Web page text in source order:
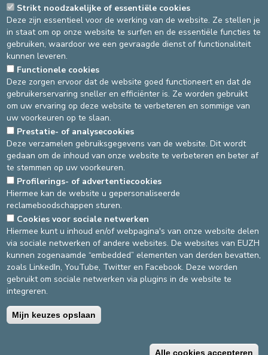
De eenheid voorlocomotorische revalidatiebevindt zich in
vleugel B, verdieping -1, straat 750.
De eenheid "materniteit" bevindt zich op de benedenverdieping
– dienst materniteit – gynaecologie.
SITE ST-MICHIEL
De eenheid voorlocomotorische revalidatiebevindt zich op -1
(volg de groene pijl).
BELLA VITA MEDICAL CENTER
Via de onthaalbalie van het centrum.
Source
Verantwoordelijk Paramedici
Dernière modification
26/02/2025
DEVELOP / REDUCE
asbl Cliniques de l’Europe – Europa Ziekenhuizen vzw
N° d’entreprise : 0432011571
Algemene gebruiksvoorwaarden
Strikt noodzakelijke of essentiële cookies
Deze zijn essentieel voor de werking van de website. Ze stellen je
in staat om op onze website te surfen en de essentiële functies te
gebruiken, waardoor we een gevraagde dienst of functionaliteit
kunnen leveren.
Functionele cookies
Deze zorgen ervoor dat de website goed functioneert en dat de
gebruikerservaring sneller en efficiënter is. Ze worden gebruikt
om uw ervaring op deze website te verbeteren en sommige van
uw voorkeuren op te slaan.
Prestatie- of analysecookies
Deze verzamelen gebruiksgegevens van de website. Dit wordt
gedaan om de inhoud van onze website te verbeteren en beter af
te stemmen op uw voorkeuren.
Profilerings- of advertentiecookies
Hiermee kan de website u gepersonaliseerde
reclameboodschappen sturen.
Cookies voor sociale netwerken
Hiermee kunt u inhoud en/of webpagina's van onze website delen
via sociale netwerken of andere websites. De websites van EUZH
kunnen zogenaamde “embedded” elementen van derden bevatten,
zoals LinkedIn, YouTube, Twitter en Facebook. Deze worden
gebruikt om sociale netwerken via plugins in de website te
integreren.
Mijn keuzes opslaan
Alle cookies accepteren